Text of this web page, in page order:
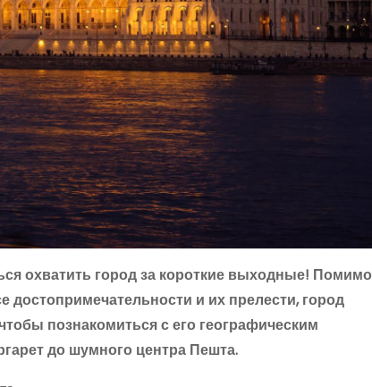
охватить город за короткие выходные! Помимо
достопримечательности и их прелести, город
познакомиться с его географическим
до шумного центра Пешта.